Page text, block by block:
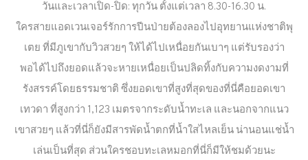
วันและเวลาเปิด-ปิด: ทุกวัน ตั้งแต่เวลา 8.30-16.30 น.
ใครสายแอดเวนเจอร์รักการปีนป่ายต้องลองไปอุทยานแห่งชาติพุ
เตย ที่มีภูเขากับวิวสวยๆ ให้ได้ไปเหนื่อยกันเบาๆ แต่รับรองว่า
พอได้ไปถึงยอดแล้วจะหายเหนื่อยเป็นปลิดทิ้งกับความงดงามที่
รังสรรค์โดยธรรมชาติ ซึ่งยอดเขาที่สูงที่สุดของที่นี่คือยอดเขา
เทวดา ที่สูงกว่า 1,123 เมตรจากระดับน้ำทะเล และนอกจากแนว
เขาสวยๆ แล้วที่นี่ก็ยังมีสารพัดน้ำตกที่น้ำใสไหลเย็น น่านอนแช่น้ำ
เล่นเป็นที่สุด ส่วนใครชอบทะเลหมอกที่นี่ก็มีให้ชมด้วยนะ